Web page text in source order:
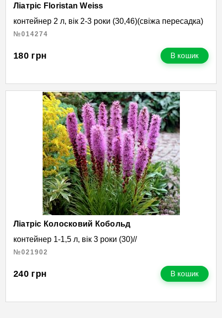
Ліатріс Floristan Weiss
контейнер 2 л, вік 2-3 роки (30,46)(свіжа пересадка)
№014274
180 грн В кошик
Ліатріс Колосковий Кобольд
контейнер 1-1,5 л, вік 3 роки (30)//
№021902
240 грн В кошик